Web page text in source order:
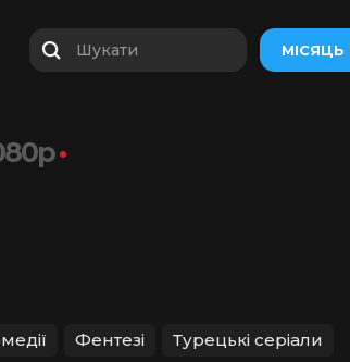
Шукати МІСЯЦЬ
Фентезі Турецькі серіали